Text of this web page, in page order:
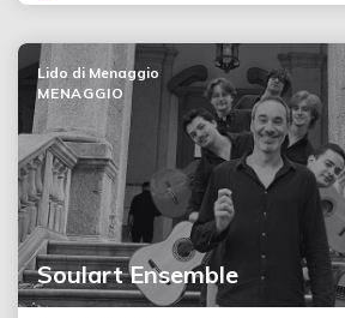
Soulart Ensemble
Lido di Menaggio
MENAGGIO